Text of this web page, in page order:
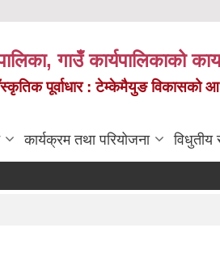
गाउँ कार्यपालिकाको
पूर्वाधार : टेम्केमैयुङ विकासको
कार्यक्रम तथा परियोजना